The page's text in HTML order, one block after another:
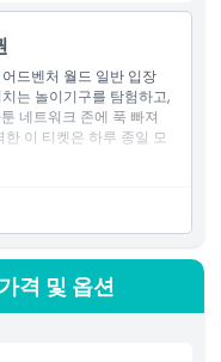
on a journey that
IMG World of
views at Free
in Dubai.
adventures and
package.
드벤처 월드 일반 입장
는 놀이기구를 탐험하고,
네트워크 존에 푹 빠져
이 티켓은 하루 종일 모
어드벤처 월드 하루 종
격 및 옵션